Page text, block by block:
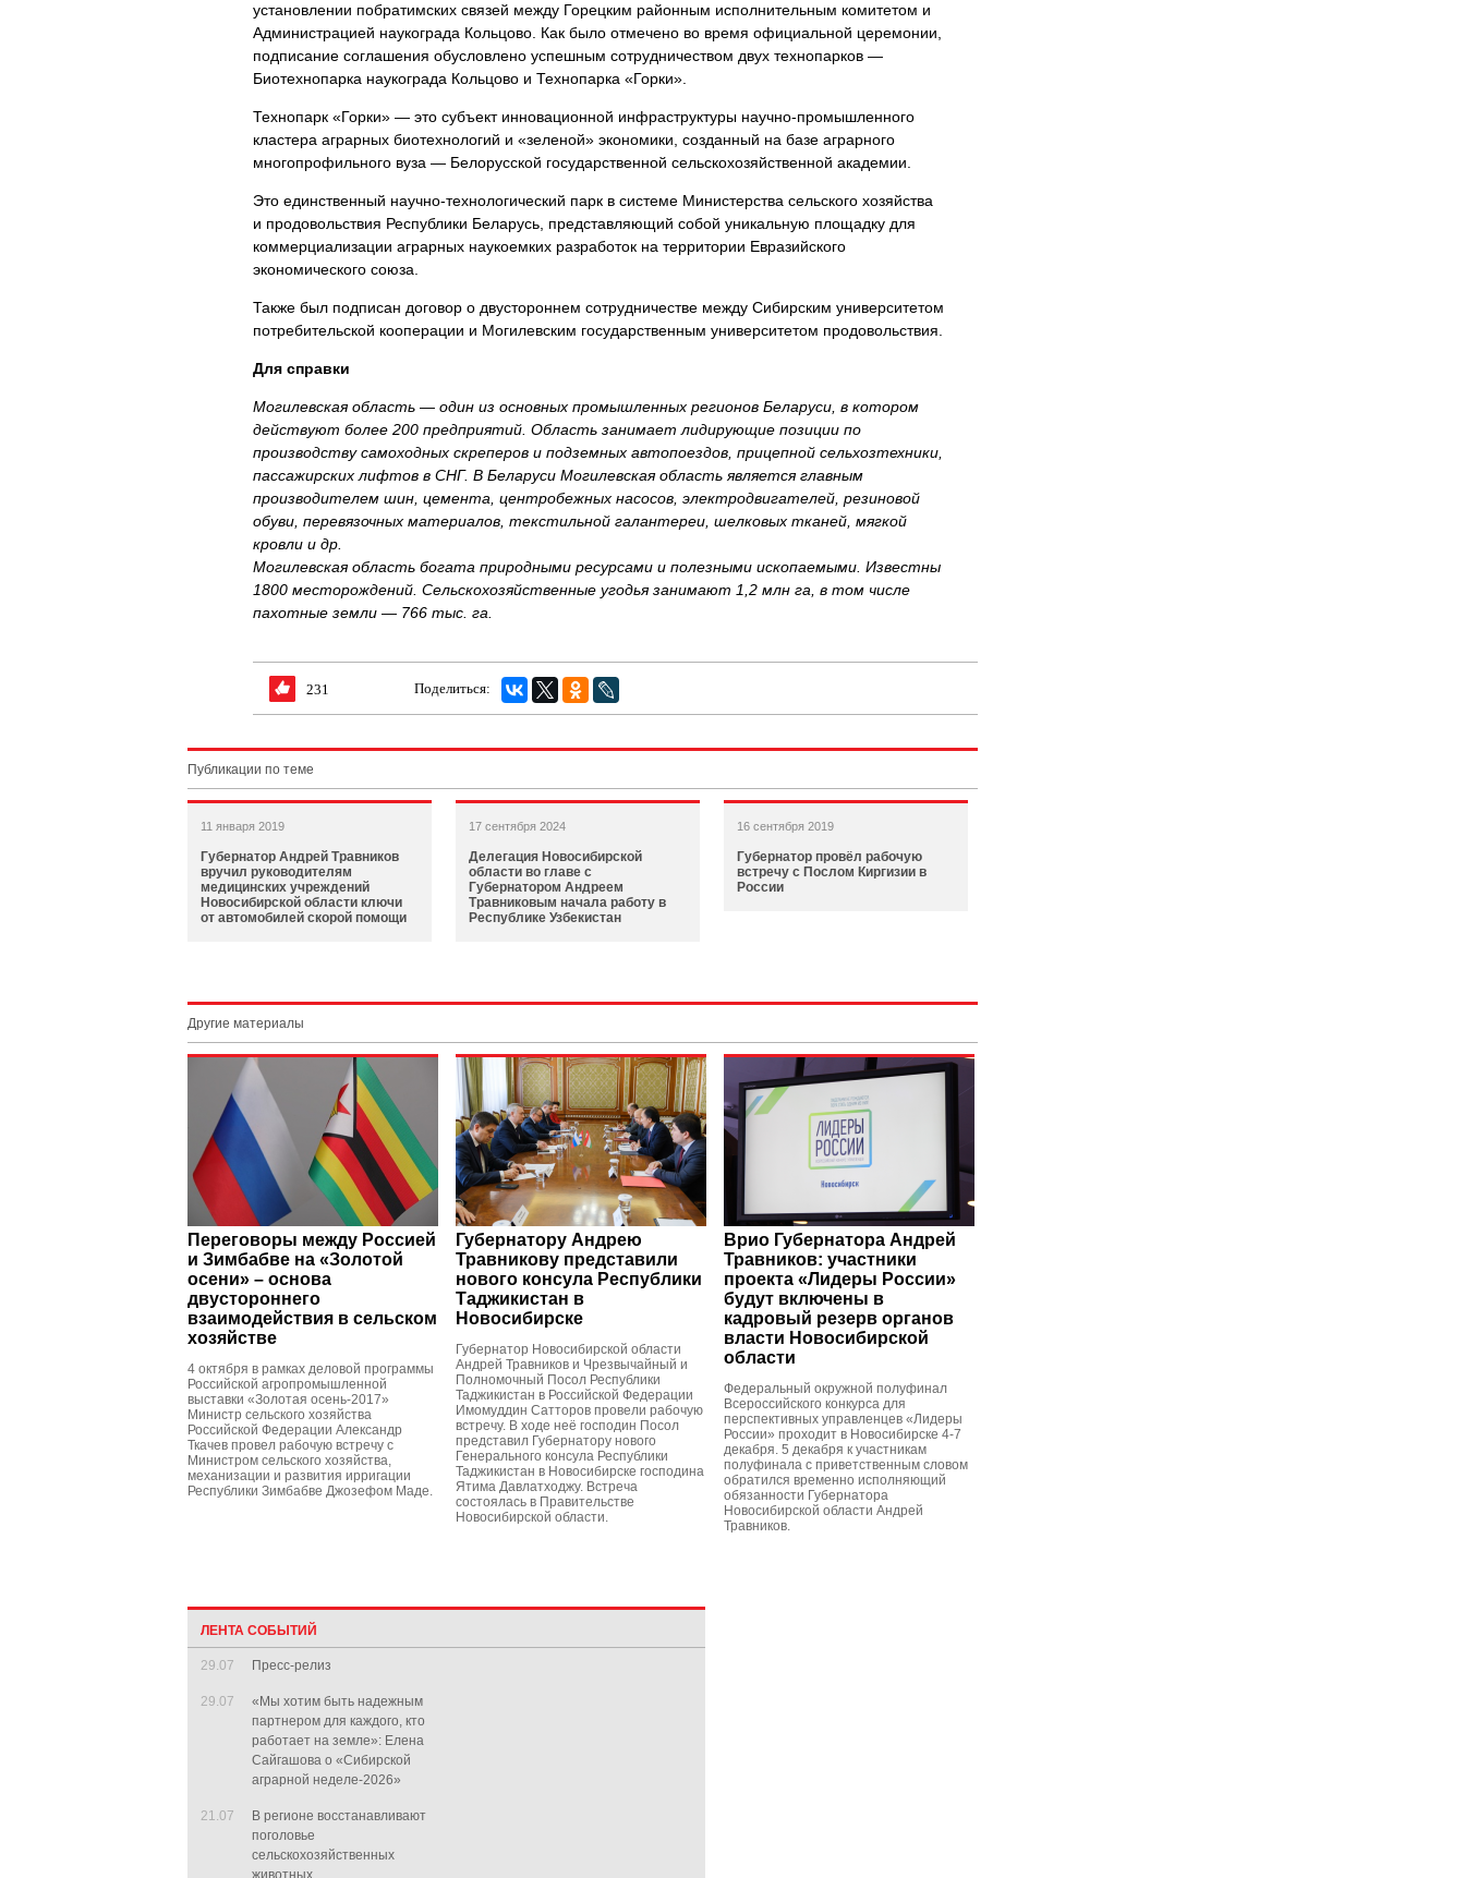
установлении побратимских связей между Горецким районным исполнительным комитетом и
Администрацией наукограда Кольцово. Как было отмечено во время официальной церемонии,
подписание соглашения обусловлено успешным сотрудничеством двух технопарков —
Биотехнопарка наукограда Кольцово и Технопарка «Горки».
Технопарк «Горки» — это субъект инновационной инфраструктуры научно-промышленного
кластера аграрных биотехнологий и «зеленой» экономики, созданный на базе аграрного
многопрофильного вуза — Белорусской государственной сельскохозяйственной академии.
Это единственный научно-технологический парк в системе Министерства сельского хозяйства
и продовольствия Республики Беларусь, представляющий собой уникальную площадку для
коммерциализации аграрных наукоемких разработок на территории Евразийского
экономического союза.
Также был подписан договор о двустороннем сотрудничестве между Сибирским университетом
потребительской кооперации и Могилевским государственным университетом продовольствия.
Для справки
Могилевская область — один из основных промышленных регионов Беларуси, в котором
действуют более 200 предприятий. Область занимает лидирующие позиции по
производству самоходных скреперов и подземных автопоездов, прицепной сельхозтехники,
пассажирских лифтов в СНГ. В Беларуси Могилевская область является главным
производителем шин, цемента, центробежных насосов, электродвигателей, резиновой
обуви, перевязочных материалов, текстильной галантереи, шелковых тканей, мягкой
кровли и др.
Могилевская область богата природными ресурсами и полезными ископаемыми. Известны
1800 месторождений. Сельскохозяйственные угодья занимают 1,2 млн га, в том числе
пахотные земли — 766 тыс. га.
231 Поделиться:
Публикации по теме
11 января 2019
Губернатор Андрей Травников
вручил руководителям
медицинских учреждений
Новосибирской области ключи
от автомобилей скорой помощи
17 сентября 2024
Делегация Новосибирской
области во главе с
Губернатором Андреем
Травниковым начала работу в
Республике Узбекистан
16 сентября 2019
Губернатор провёл рабочую
встречу с Послом Киргизии в
России
Другие материалы
Переговоры между Россией
и Зимбабве на «Золотой
осени» – основа
двустороннего
взаимодействия в сельском
хозяйстве
4 октября в рамках деловой программы
Российской агропромышленной
выставки «Золотая осень-2017»
Министр сельского хозяйства
Российской Федерации Александр
Ткачев провел рабочую встречу с
Министром сельского хозяйства,
механизации и развития ирригации
Республики Зимбабве Джозефом Маде.
Губернатору Андрею
Травникову представили
нового консула Республики
Таджикистан в
Новосибирске
Губернатор Новосибирской области
Андрей Травников и Чрезвычайный и
Полномочный Посол Республики
Таджикистан в Российской Федерации
Имомуддин Сатторов провели рабочую
встречу. В ходе неё господин Посол
представил Губернатору нового
Генерального консула Республики
Таджикистан в Новосибирске господина
Ятима Давлатходжу. Встреча
состоялась в Правительстве
Новосибирской области.
Врио Губернатора Андрей
Травников: участники
проекта «Лидеры России»
будут включены в
кадровый резерв органов
власти Новосибирской
области
Федеральный окружной полуфинал
Всероссийского конкурса для
перспективных управленцев «Лидеры
России» проходит в Новосибирске 4-7
декабря. 5 декабря к участникам
полуфинала с приветственным словом
обратился временно исполняющий
обязанности Губернатора
Новосибирской области Андрей
Травников.
ЛЕНТА СОБЫТИЙ
29.07 Пресс-релиз
29.07
«Мы хотим быть надежным
партнером для каждого, кто
работает на земле»: Елена
Сайгашова о «Сибирской
аграрной неделе-2026»
21.07
В регионе восстанавливают
поголовье
сельскохозяйственных
животных.